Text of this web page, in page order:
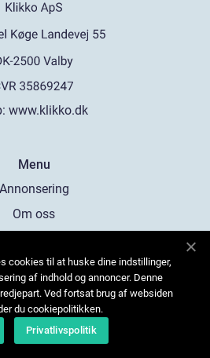
www.klikko.dk
Menu
Annonsering
Om oss
oss
Sitemap
cookies til at huske dine indstillinger,
af indhold og annoncer. Denne
Ved fortsat brug af websiden
du cookiepolitikken.
Privatlivspolitik